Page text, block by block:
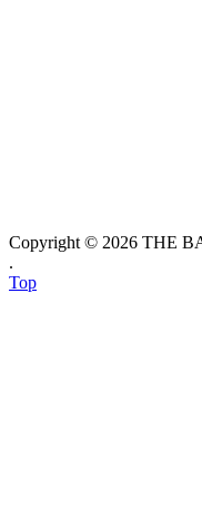
Copyright © 2026 THE
.
Top